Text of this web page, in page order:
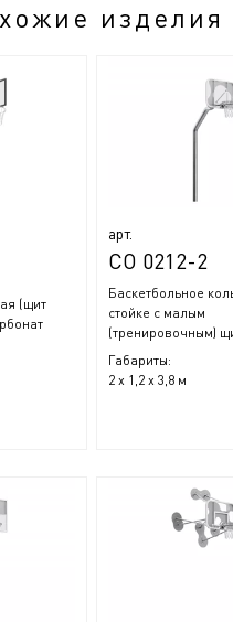
изделия
(щит
арт.
СО 0212-2
Баскетбольное
стойке с малым
(тренировочным)
Габариты:
2 x 1,2 x 3,8 м